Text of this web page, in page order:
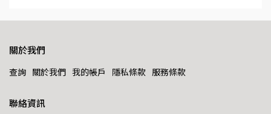
關於我們
查詢 關於我們 我的帳戶 隱私條款 服務條款
聯絡資訊